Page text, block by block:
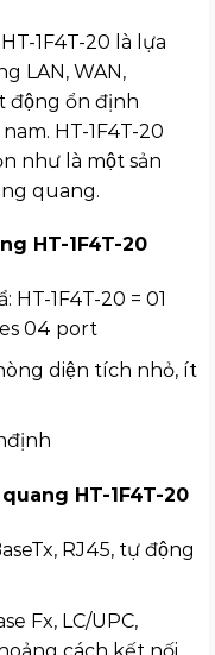
1F4T-20 là lựa
LAN, WAN,
động ổn định
HT-1F4T-20
như là một sản
quang.
HT-1F4T-20
1F4T-20 = 01
04 port
diện tích nhỏ, ít
HT-1F4T-20
RJ45, tự động
Fx, LC/UPC,
cách kết nối